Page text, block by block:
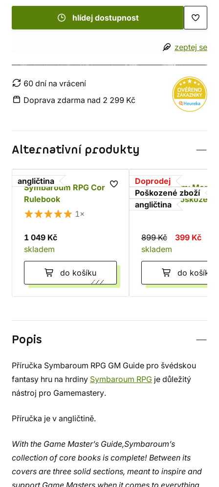
hlídej dostupnost
zeptej se
60 dní na vrácení
Doprava zdarma nad 2 299 Kč
Alternativní produkty
angličtina
Symbaroum RPG Core
Rulebook
1×
1 049 Kč
skladem
do košíku
Doprodej
Poškozené zboží
angličtina
Symbaroum:
Codex - poškozeno
899 Kč
399 Kč
skladem
do košíku
Popis
Příručka Symbaroum RPG GM Guide pro švédskou
fantasy hru na hrdiny Symbaroum RPG je důležitý
nástroj pro Gamemastery.
Příručka je v angličtině.
With the Game Master’s Guide,Symbaroum’s
collection of core books is complete! Between its
covers are three solid sections, meant to inspire and
support Game Masters when it comes to everything